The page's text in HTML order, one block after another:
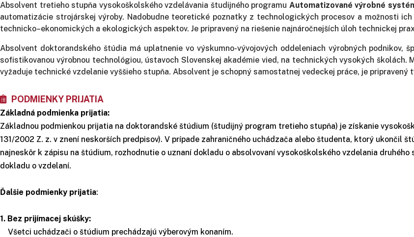
Absolvent tretieho stupňa vysokoškolského vzdelávania študijného programu Automatizované výrobné
automatizácie strojárskej výroby. Nadobudne teoretické poznatky z technologických procesov a možnosti
technicko–ekonomických a ekologických aspektov. Je pripravený na riešenie najnáročnejších úloh technickej
Absolvent doktorandského štúdia má uplatnenie vo výskumno-vývojových oddeleniach výrobných podnikov,
sofistikovanou výrobnou technológiou, ústavoch Slovenskej akadémie vied, na technických vysokých
vyžaduje technické vzdelanie vyššieho stupňa. Absolvent je schopný samostatnej vedeckej práce, je
PODMIENKY PRIJATIA
Základná podmienka prijatia:
Základnou podmienkou prijatia na doktorandské štúdium (študijný program tretieho stupňa) je získanie
131/2002 Z. z. v znení neskorších predpisov). V prípade zahraničného uchádzača alebo študenta, ktorý ukončil
najneskôr k zápisu na štúdium, rozhodnutie o uznaní dokladu o absolvovaní vysokoškolského vzdelania
dokladu o vzdelaní.
Ďalšie podmienky prijatia:
1. Bez prijímacej skúšky:
Všetci uchádzači o štúdium prechádzajú výberovým konaním.